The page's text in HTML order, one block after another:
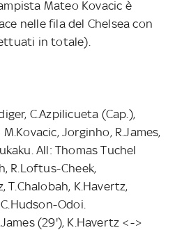
Mateo Kovacic è
nelle fila del Chelsea con
in totale).
C.Azpilicueta (Cap.),
Jorginho, R.James,
All: Thomas Tuchel
R.Loftus-Cheek,
T.Chalobah, K.Havertz,
Odoi.
(29'), K.Havertz <->